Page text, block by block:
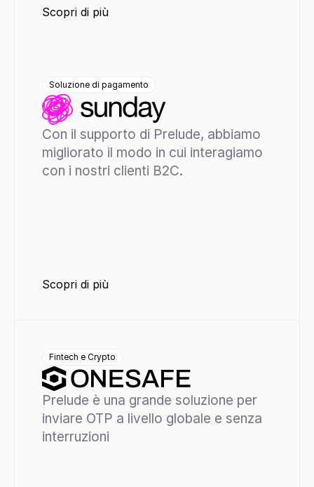
Scopri di più
Soluzione di pagamento
Con il supporto di Prelude, abbiamo
migliorato il modo in cui interagiamo
con i nostri clienti B2C.
Scopri di più
Fintech e Crypto
Prelude è una grande soluzione per
inviare OTP a livello globale e senza
interruzioni